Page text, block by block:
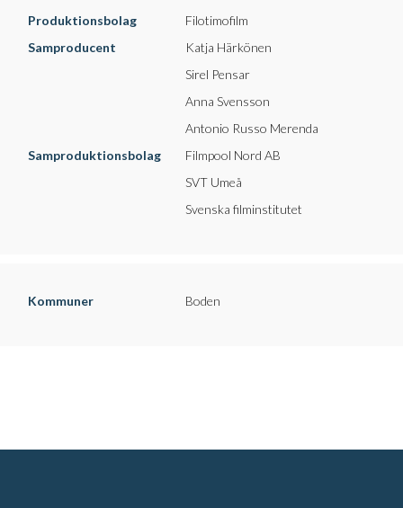
Produktionsbolag
Filotimofilm
Samproducent
Katja Härkönen
Sirel Pensar
Anna Svensson
Antonio Russo Merenda
Samproduktionsbolag
Filmpool Nord AB
SVT Umeå
Svenska filminstitutet
Kommuner Boden